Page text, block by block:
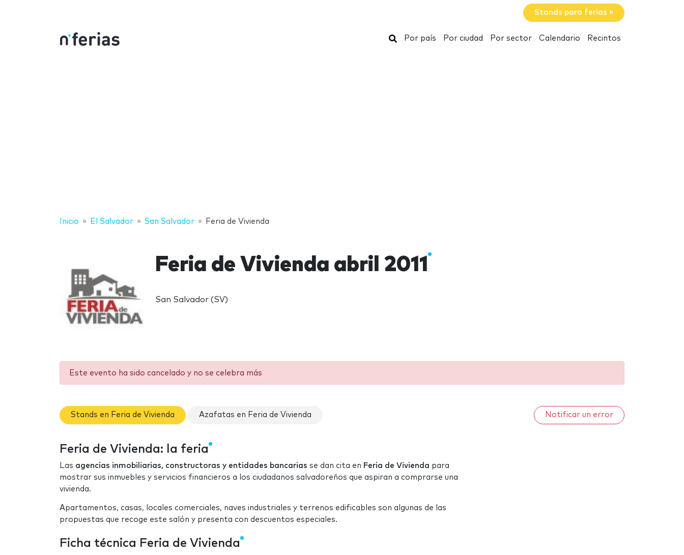
Stands para ferias »
Buscar
Por país Por ciudad Por sector Calendario Recintos
Inicio El Salvador San Salvador Feria de Vivienda
Feria de Vivienda abril 2011
San Salvador (SV)
Este evento ha sido cancelado y no se celebra más
Stands en Feria de Vivienda Azafatas en Feria de Vivienda Notificar un error
Feria de Vivienda: la feria
Las agencias inmobiliarias, constructoras y entidades bancarias se dan cita en Feria de Vivienda para
mostrar sus inmuebles y servicios financieros a los ciudadanos salvadoreños que aspiran a comprarse una
vivienda.
Apartamentos, casas, locales comerciales, naves industriales y terrenos edificables son algunas de las
propuestas que recoge este salón y presenta con descuentos especiales.
Ficha técnica Feria de Vivienda